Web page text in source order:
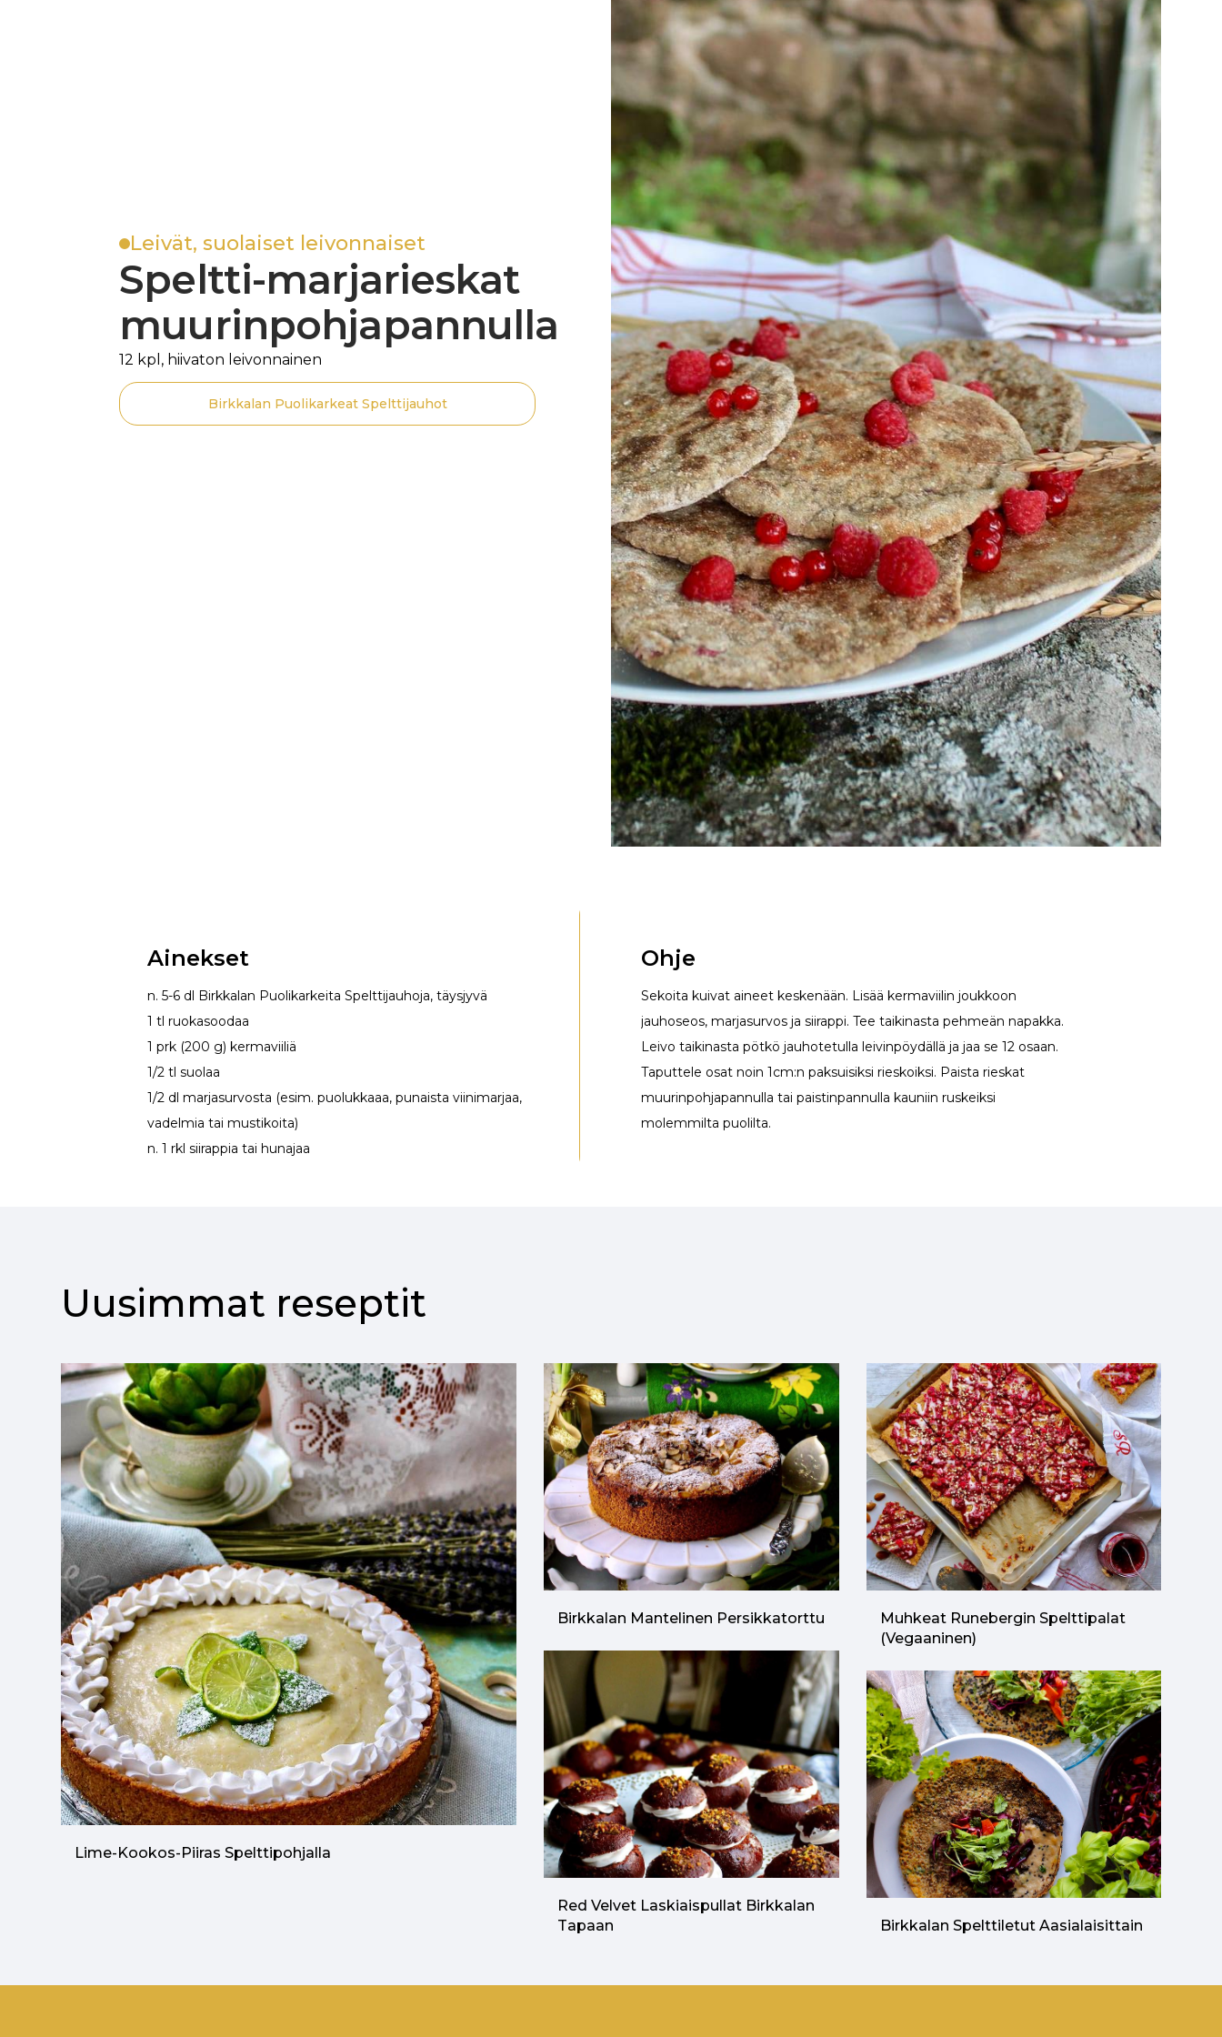
Leivät, suolaiset leivonnaiset
Speltti-marjarieskat
muurinpohjapannulla
12 kpl, hiivaton leivonnainen
Birkkalan Puolikarkeat Spelttijauhot
Ainekset
n. 5-6 dl Birkkalan Puolikarkeita Spelttijauhoja, täysjyvä
1 tl ruokasoodaa
1 prk (200 g) kermaviiliä
1/2 tl suolaa
1/2 dl marjasurvosta (esim. puolukkaaa, punaista viinimarjaa,
vadelmia tai mustikoita)
n. 1 rkl siirappia tai hunajaa
Ohje
Sekoita kuivat aineet keskenään. Lisää kermaviilin joukkoon
jauhoseos, marjasurvos ja siirappi. Tee taikinasta pehmeän napakka.
Leivo taikinasta pötkö jauhotetulla leivinpöydällä ja jaa se 12 osaan.
Taputtele osat noin 1cm:n paksuisiksi rieskoiksi. Paista rieskat
muurinpohjapannulla tai paistinpannulla kauniin ruskeiksi
molemmilta puolilta.
Uusimmat reseptit
Lime-Kookos-Piiras Spelttipohjalla
Birkkalan Mantelinen Persikkatorttu
Red Velvet Laskiaispullat Birkkalan
Tapaan
Muhkeat Runebergin Spelttipalat
(vegaaninen)
Birkkalan Spelttiletut Aasialaisittain